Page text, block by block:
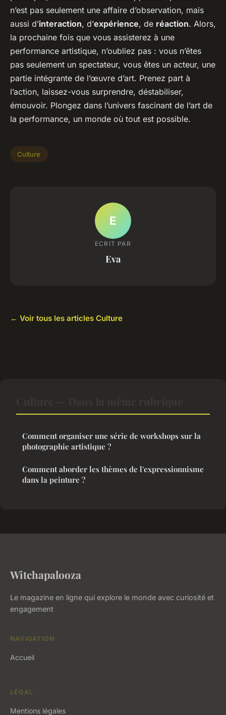
n’est pas seulement une affaire d’observation, mais
aussi d’interaction, d’expérience, de réaction. Alors,
la prochaine fois que vous assisterez à une
performance artistique, n’oubliez pas : vous n’êtes
pas seulement un spectateur, vous êtes un acteur, une
partie intégrante de l’œuvre d’art. Prenez part à
l’action, laissez-vous surprendre, déstabiliser,
émouvoir. Plongez dans l’univers fascinant de l’art de
la performance, un monde où tout est possible.
Culture
E
ECRIT PAR
Eva
← Voir tous les articles Culture
Comment organiser une série de workshops sur la
photographie artistique ?
Comment aborder les thèmes de l'expressionnisme
dans la peinture ?
Witchapalooza
Le magazine en ligne qui explore le monde avec curiosité et
engagement
NAVIGATION
Accueil
LÉGAL
Mentions légales